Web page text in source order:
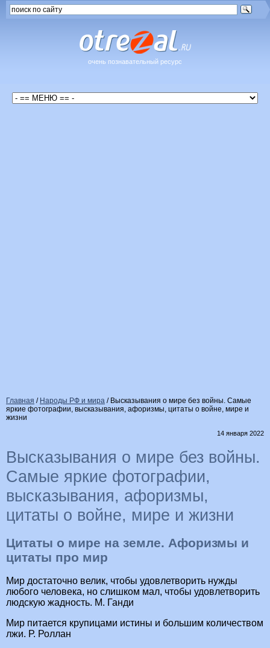
очень познавательный ресурс
Главная / Народы РФ и мира / Высказывания о мире без войны. Самые
яркие фотографии, высказывания, афоризмы, цитаты о войне, мире и
жизни
14 января 2022
Высказывания о мире без войны.
Самые яркие фотографии,
высказывания, афоризмы,
цитаты о войне, мире и жизни
Цитаты о мире на земле. Афоризмы и
цитаты про мир
Мир достаточно велик, чтобы удовлетворить нужды
любого человека, но слишком мал, чтобы удовлетворить
людскую жадность. М. Ганди
Мир питается крупицами истины и большим количеством
лжи. Р. Роллан